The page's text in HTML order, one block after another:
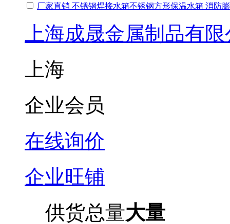
厂家直销 不锈钢焊接水箱不锈钢方形保温水箱 消防
上海成晟金属制品有
上海
企业会员
在线询价
企业旺铺
供货总量大量